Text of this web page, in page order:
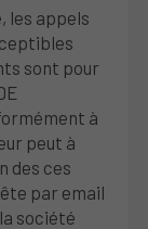
les appels
sont pour
à
peut à
des ces
par email
société